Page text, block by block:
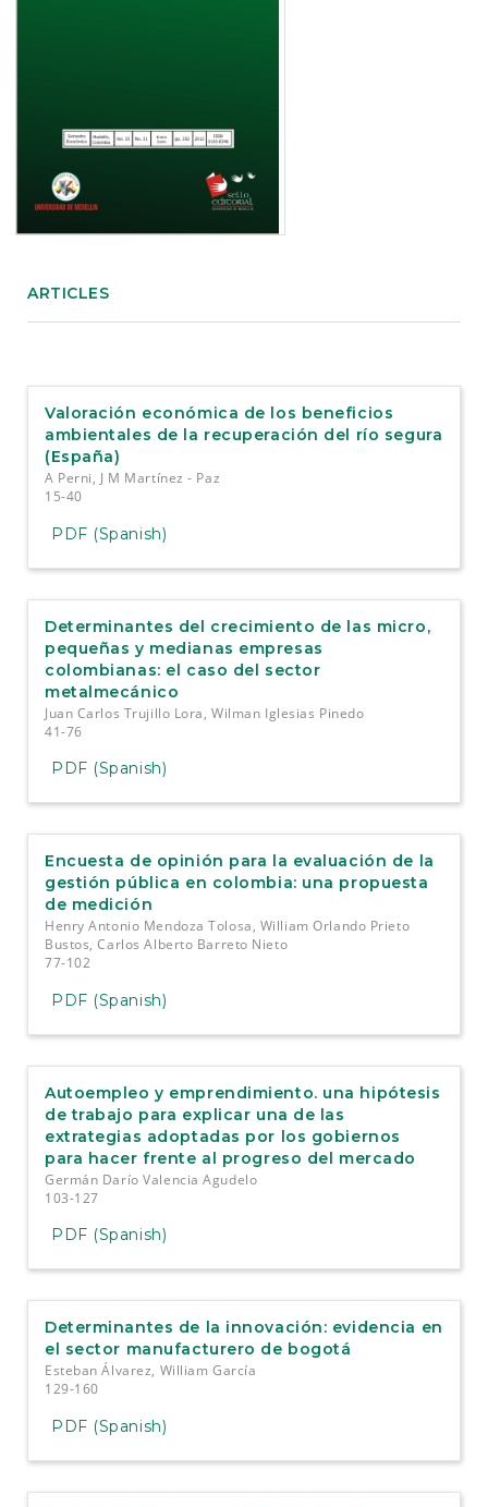
ARTICLES
Valoración económica de los beneficios
ambientales de la recuperación del río segura
(España)
A Perni, J M Martínez - Paz
15-40
PDF (Spanish)
Determinantes del crecimiento de las micro,
pequeñas y medianas empresas
colombianas: el caso del sector
metalmecánico
Juan Carlos Trujillo Lora, Wilman Iglesias Pinedo
41-76
PDF (Spanish)
Encuesta de opinión para la evaluación de la
gestión pública en colombia: una propuesta
de medición
Henry Antonio Mendoza Tolosa, William Orlando Prieto
Bustos, Carlos Alberto Barreto Nieto
77-102
PDF (Spanish)
Autoempleo y emprendimiento. una hipótesis
de trabajo para explicar una de las
extrategias adoptadas por los gobiernos
para hacer frente al progreso del mercado
Germán Darío Valencia Agudelo
103-127
PDF (Spanish)
Determinantes de la innovación: evidencia en
el sector manufacturero de bogotá
Esteban Álvarez, William García
129-160
PDF (Spanish)